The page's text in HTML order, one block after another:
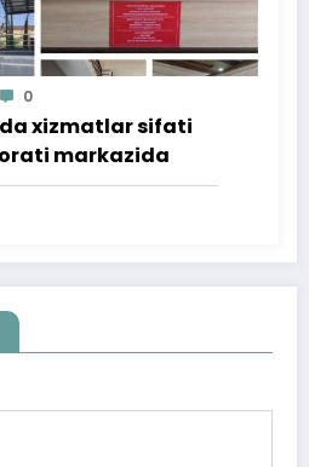
0
xizmatlar sifati
markazida